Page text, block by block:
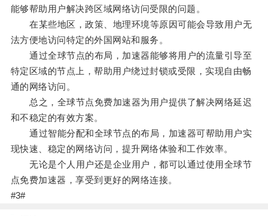
能够帮助用户解决跨区域网络访问受限的问题。
在某些地区，政策、地理环境等原因可能会导致用户无
法方便地访问特定的外国网站和服务。
通过全球节点的布局，加速器能够将用户的流量引导至
特定区域的节点上，帮助用户绕过封锁或受限，实现自由畅
通的网络访问。
总之，全球节点免费加速器为用户提供了解决网络延迟
和不稳定的有效方案。
通过智能分配和全球节点的布局，加速器可帮助用户实
现快速、稳定的网络访问，提升网络体验和工作效率。
无论是个人用户还是企业用户，都可以通过使用全球节
点免费加速器，享受到更好的网络连接。
#3#